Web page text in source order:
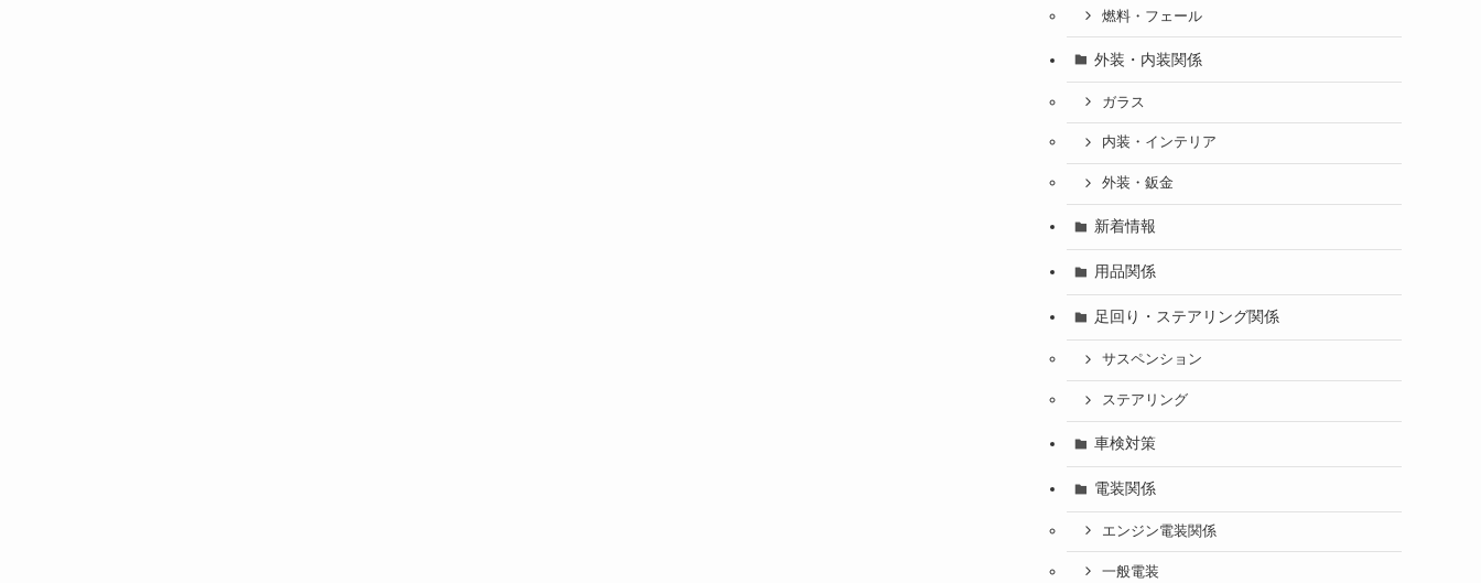
燃料・フェール
外装・内装関係
ガラス
内装・インテリア
外装・鈑金
新着情報
用品関係
足回り・ステアリング関係
サスペンション
ステアリング
車検対策
電装関係
エンジン電装関係
一般電装